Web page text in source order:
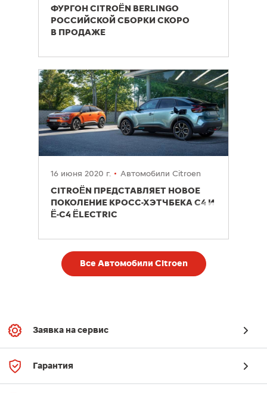
ФУРГОН CITROËN BERLINGO
РОССИЙСКОЙ СБОРКИ СКОРО
В ПРОДАЖЕ
16 июня 2020 г. Автомобили Citroen
CITROËN ПРЕДСТАВЛЯЕТ НОВОЕ
ПОКОЛЕНИЕ КРОСС-ХЭТЧБЕКА С4 И
Ë-C4 ËLECTRIC
Все Автомобили Citroen
Заявка на сервис
Гарантия